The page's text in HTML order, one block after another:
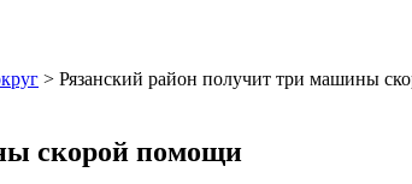
> Рязанский район получит три машины
скорой помощи